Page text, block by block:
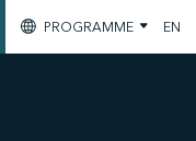
ESPACE MEMBRES
PROGRAMME EN